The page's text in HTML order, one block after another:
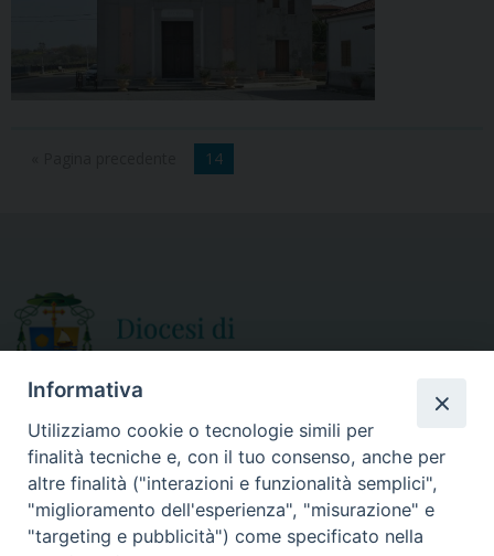
14
CURIA DIOCESANA
Via Episcopio, 15
89852 MILETO (VV)
ORARIO APERTURA
Mercoledì e Sabato
dalle 10.00 alle 12.30
Informativa
Utilizziamo cookie o tecnologie simili per
finalità tecniche e, con il tuo consenso, anche per
altre finalità ("interazioni e funzionalità semplici",
"miglioramento dell'esperienza", "misurazione" e
"targeting e pubblicità") come specificato nella